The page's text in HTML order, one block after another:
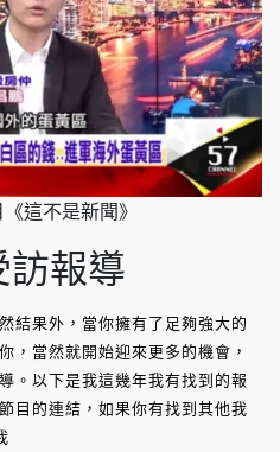
這不是新聞》
訪報導
果外，當你擁有了足夠強大的
，當然就開始迎來更多的機會，
。以下是我這幾年我有找到的報
目的連結，如果你有找到其他我